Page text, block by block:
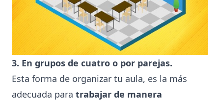
3. En grupos de cuatro o por parejas.
Esta forma de organizar tu aula, es la más
adecuada para trabajar de manera